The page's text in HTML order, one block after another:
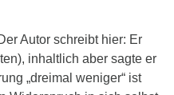
Autor schreibt hier: Er
inhaltlich aber sagte er
„dreimal weniger“ ist